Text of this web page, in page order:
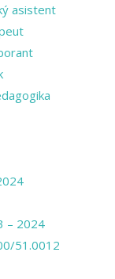
asistent
– 2024
51.0012